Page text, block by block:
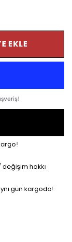
EKLE
hakkı
gün kargoda!